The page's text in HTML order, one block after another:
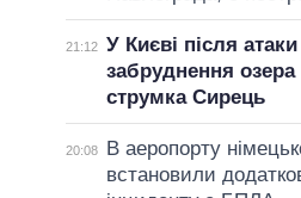
21:12 У Києві після
забруднення озера
струмка Сирець
20:08
В аеропорту
встановили